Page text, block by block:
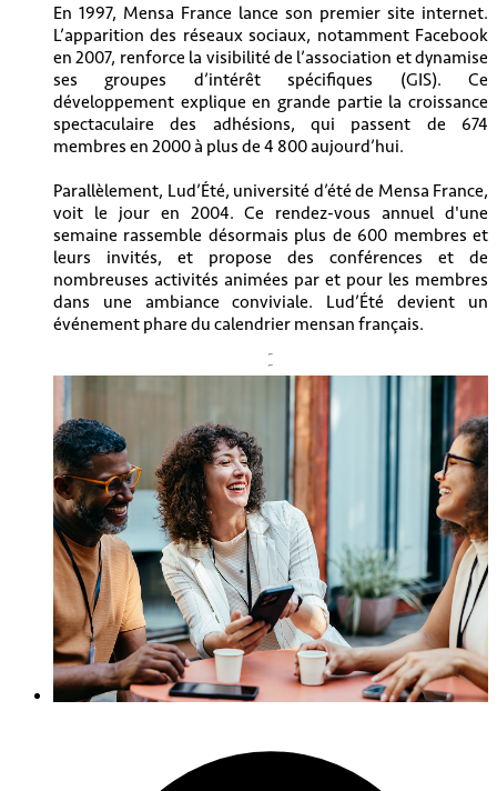
En 1997, Mensa France lance son premier site internet.
L’apparition des réseaux sociaux, notamment Facebook
en 2007, renforce la visibilité de l’association et dynamise
ses groupes d’intérêt spécifiques (GIS). Ce
développement explique en grande partie la croissance
spectaculaire des adhésions, qui passent de 674
membres en 2000 à plus de 4 800 aujourd’hui.
Parallèlement, Lud’Été, université d’été de Mensa France,
voit le jour en 2004. Ce rendez-vous annuel d'une
semaine rassemble désormais plus de 600 membres et
leurs invités, et propose des conférences et de
nombreuses activités animées par et pour les membres
dans une ambiance conviviale. Lud’Été devient un
événement phare du calendrier mensan français.